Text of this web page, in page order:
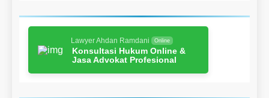
Lawyer Ahdan Ramdani Online
Konsultasi Hukum Online &
Jasa Advokat Profesional